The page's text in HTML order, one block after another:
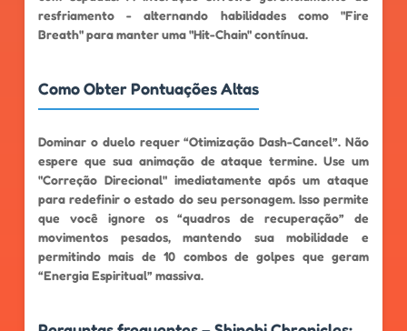
resfriamento - alternando habilidades como "Fire
Breath" para manter uma "Hit-Chain" contínua.
Como Obter Pontuações Altas
Dominar o duelo requer “Otimização Dash-Cancel”. Não
espere que sua animação de ataque termine. Use um
"Correção Direcional" imediatamente após um ataque
para redefinir o estado do seu personagem. Isso permite
que você ignore os “quadros de recuperação” de
movimentos pesados, mantendo sua mobilidade e
permitindo mais de 10 combos de golpes que geram
“Energia Espiritual” massiva.